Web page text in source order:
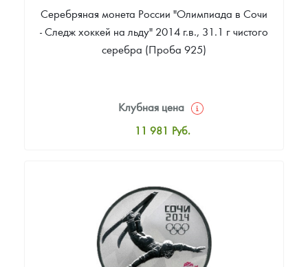
Серебряная монета России "Олимпиада в Сочи
- Следж хоккей на льду" 2014 г.в., 31.1 г чистого
серебра (Проба 925)
Клубная цена
11 981 Руб.
Цена выкупа
Звоните